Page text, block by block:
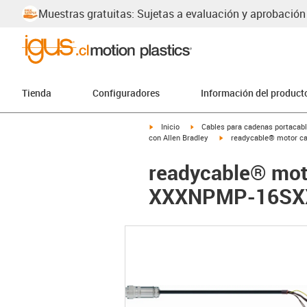
Muestras gratuitas: Sujetas a evaluación y
Tienda Configuradores Información del
igus-icon-arrow-right
Inicio igus-icon-arrow-right
Cables para cadenas
con Allen Bradley
igus-icon-arrow-right
readycable® motor
readycable®
XXXNPMP-